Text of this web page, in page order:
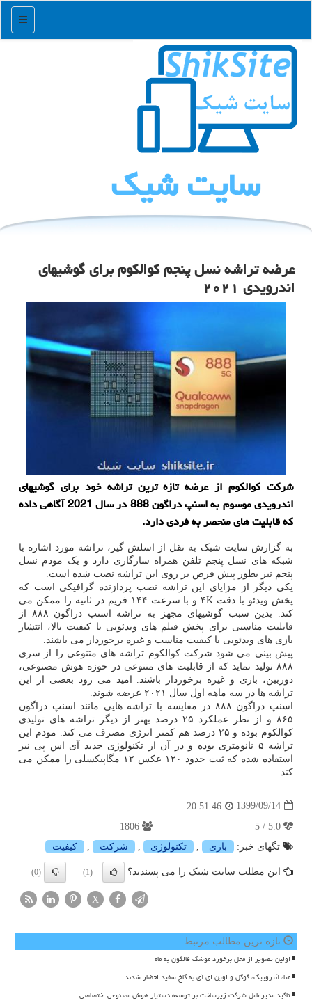
منو
سایت شیك
عرضه تراشه نسل پنجم كوالكوم برای گوشیهای
اندرویدی ۲۰۲۱
شرکت کوالکوم از عرضه تازه ترین تراشه خود برای گوشیهای
اندرویدی موسوم به اسنپ دراگون 888 در سال 2021 آگاهی داده
که قابلیت های منحصر به فردی دارد.
به گزارش سایت شیک به نقل از اسلش گیر، تراشه مورد اشاره با
شبکه های نسل پنجم تلفن همراه سازگاری دارد و یک مودم نسل
پنجم نیز بطور پیش فرض بر روی این تراشه نصب شده است.
یکی دیگر از مزایای این تراشه نصب پردازنده گرافیکی است که
پخش ویدئو با دقت ۴K و با سرعت ۱۴۴ فریم در ثانیه را ممکن می
کند. بدین سبب گوشیهای مجهز به تراشه اسنپ دراگون ۸۸۸ از
قابلیت مناسبی برای پخش فیلم های ویدئویی با کیفیت بالا، انتشار
بازی های ویدئویی با کیفیت مناسب و غیره برخوردار می باشند.
پیش بینی می شود شرکت کوالکوم تراشه های متنوعی را از سری
۸۸۸ تولید نماید که از قابلیت های متنوعی در حوزه هوش مصنوعی،
دوربین، بازی و غیره برخوردار باشند. امید می رود بعضی از این
تراشه ها در سه ماهه اول سال ۲۰۲۱ عرضه شوند.
اسنپ دراگون ۸۸۸ در مقایسه با تراشه هایی مانند اسنپ دراگون
۸۶۵ و از نظر عملکرد ۲۵ درصد بهتر از دیگر تراشه های تولیدی
کوالکوم بوده و ۲۵ درصد هم کمتر انرژی مصرف می کند. مودم این
تراشه ۵ نانومتری بوده و در آن از تکنولوژی جدید آی اس پی نیز
استفاده شده که ثبت حدود ۱۲۰ عکس ۱۲ مگاپیکسلی را ممکن می
کند.
1399/09/14
20:51:46
تگهای خبر:
بازی تكنولوژی شركت كیفیت
این مطلب سایت شیک را می پسندید؟ (1)
(0)
X
تازه ترین مطالب مرتبط
اولین تصویر از محل برخورد موشک فالکون به ماه
متا، آنتروپیک، گوگل و اوپن ای آی به کاخ سفید احضار شدند
تاکید مدیرعامل شرکت زیرساخت بر توسعه دستیار هوش مصنوعی اختصاصی